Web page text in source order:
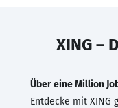
XING –
Über eine Million
Entdecke mit XING